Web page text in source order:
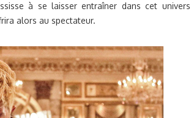
à se laisser entraîner dans cet univers
alors au spectateur.